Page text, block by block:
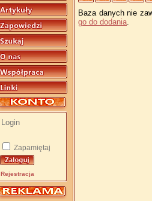
Zapamiętaj
Rejestracja
Baza danych nie
go do dodania.